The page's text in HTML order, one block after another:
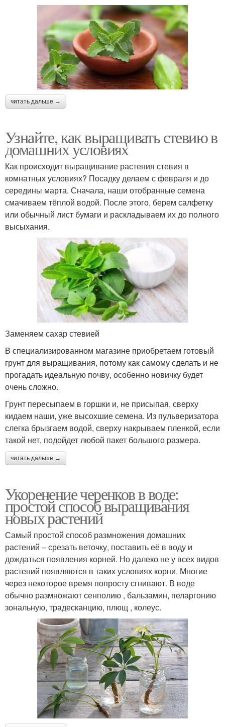
читать дальше →
Узнайте, как выращивать стевию в
домашних условиях
Как происходит выращивание растения стевия в
комнатных условиях? Посадку делаем с февраля и до
середины марта. Сначала, наши отобранные семена
смачиваем тёплой водой. После этого, берем салфетку
или обычный лист бумаги и раскладываем их до полного
высыхания.
Заменяем сахар стевией
В специализированном магазине приобретаем готовый
грунт для выращивания, потому как самому сделать и не
прогадать идеальную почву, особенно новичку будет
очень сложно.
Грунт пересыпаем в горшки и, не присыпая, сверху
кидаем наши, уже высохшие семена. Из пульверизатора
слегка брызгаем водой, сверху накрываем пленкой, если
такой нет, подойдет любой пакет большого размера.
читать дальше →
Укоренение черенков в воде:
простой способ выращивания
новых растений
Самый простой способ размножения домашних
растений – срезать веточку, поставить её в воду и
дождаться появления корней. Но далеко не у всех видов
растений появляются в таких условиях корни. Многие
через некоторое время попросту сгнивают. В воде
обычно размножают сенполию , бальзамин, пеларгонию
зональную, традесканцию, плющ , колеус.